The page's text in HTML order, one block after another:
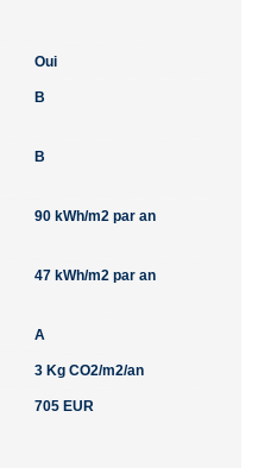
Oui
B
B
90 kWh/m2 par an
47 kWh/m2 par an
A
3 Kg CO2/m2/an
705 EUR